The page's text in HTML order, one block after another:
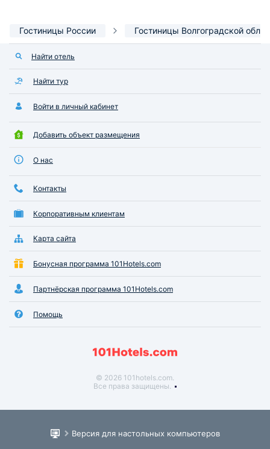
Гостиницы России Гостиницы Волгоградской
Найти отель
Найти тур
Войти в личный кабинет
Добавить объект размещения
О нас
Контакты
Корпоративным клиентам
Карта сайта
Бонусная программа 101Hotels.com
Партнёрская программа 101Hotels.com
Помощь
© 2026 101hotels.com.
Все права защищены.
Версия для настольных компьютеров